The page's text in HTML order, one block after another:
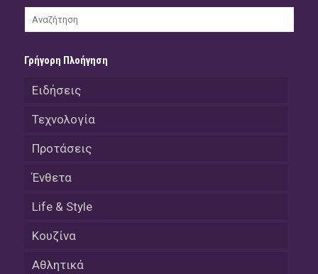
Γρήγορη Πλοήγηση
Ειδήσεις
Τεχνολογία
Προτάσεις
Ένθετα
Life & Style
Κουζίνα
Αθλητικά